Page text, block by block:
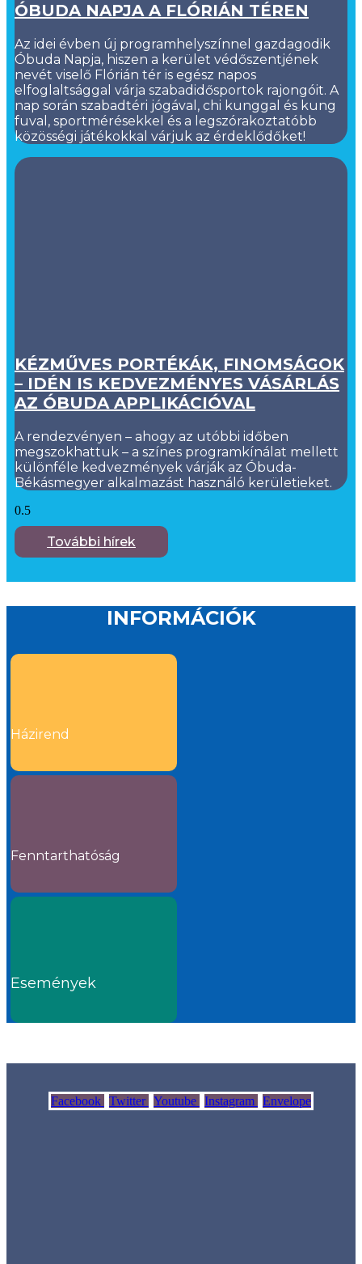
ÓBUDA NAPJA A FLÓRIÁN TÉREN
Az idei évben új programhelyszínnel gazdagodik
Óbuda Napja, hiszen a kerület védőszentjének
nevét viselő Flórián tér is egész napos
elfoglaltsággal várja szabadidősportok rajongóit. A
nap során szabadtéri jógával, chi kunggal és kung
fuval, sportmérésekkel és a legszórakoztatóbb
közösségi játékokkal várjuk az érdeklődőket!
KÉZMŰVES PORTÉKÁK, FINOMSÁGOK
– IDÉN IS KEDVEZMÉNYES VÁSÁRLÁS
AZ ÓBUDA APPLIKÁCIÓVAL
A rendezvényen – ahogy az utóbbi időben
megszokhattuk – a színes programkínálat mellett
különféle kedvezmények várják az Óbuda-
Békásmegyer alkalmazást használó kerületieket.
További hírek
INFORMÁCIÓK
Házirend
Fenntarthatóság
Események
Facebook Twitter Youtube Instagram Envelope